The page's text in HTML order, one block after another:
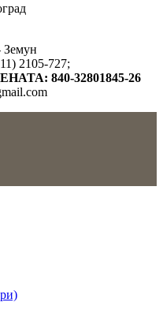
Земун
2105-727;
840-32801845-26